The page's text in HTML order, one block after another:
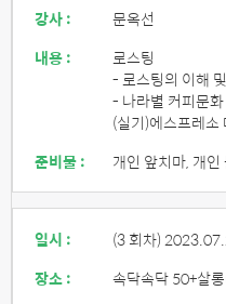
강사 :
문옥선
내용 :
로스팅
- 로스팅의 이해
- 나라별 커피문화
(실기)에스프레소
준비물 :
개인 앞치마, 개인
일시 : (3 회차)
장소 :
속닥속닥 50+살